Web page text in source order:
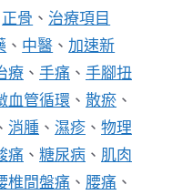
正骨 、 治療項目
、 中醫 、加速新
療 、 手痛 、 手腳扭
血管循環 、 散瘀 、
消腫 、 濕疹 、 物理
痛 、 糖尿病 、 肌肉
椎間盤痛 、 腰痛 、